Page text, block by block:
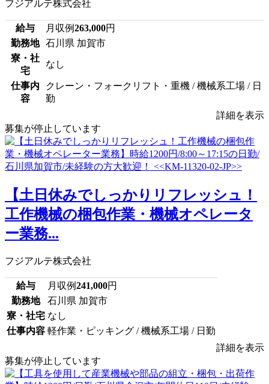
フジアルテ株式会社
給与 月収例263,000円
勤務地
石川県 加賀市
寮・社
宅
なし
仕事内
容
クレーン・フォークリフト・重機 / 機械系工場 / 日
勤
詳細を表示
募集が停止しています
【土日休みでしっかりリフレッシュ！
工作機械の梱包作業・機械オペレータ
ー業務...
フジアルテ株式会社
給与 月収例241,000円
勤務地
石川県 加賀市
寮・社宅 なし
仕事内容 軽作業・ピッキング / 機械系工場 / 日勤
詳細を表示
募集が停止しています